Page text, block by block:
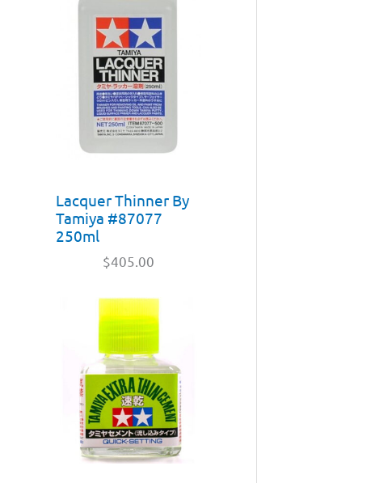
Lacquer Thinner By
Tamiya #87077
250ml
$405.00